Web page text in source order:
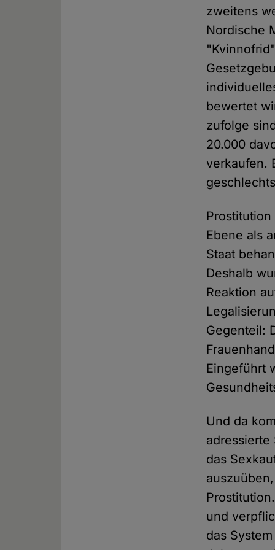
zweitens
Nordische
bewertet
zufolge
20.000
verkaufen.
Ebene als
Staat
Deshalb
Reaktion
Gegenteil:
Eingeführt
Und da
das
und
das